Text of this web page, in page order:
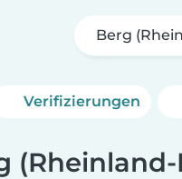
Berg
Verifizierungen
(Rheinland-